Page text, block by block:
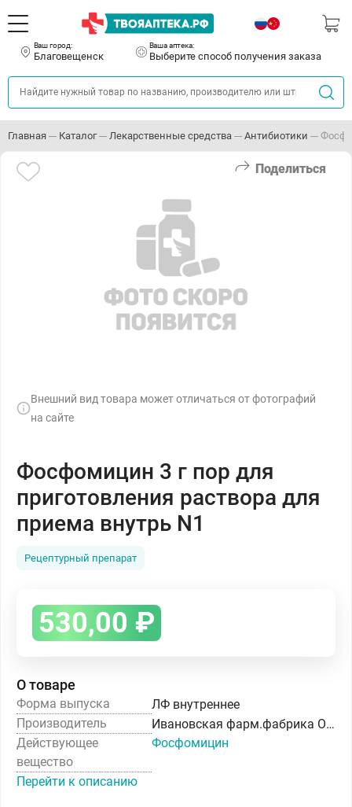
Ваш город:
Благовещенск
Ваша аптека:
Выберите способ получения заказа
Главная Каталог Лекарственные средства Антибиотики
Поделиться
Внешний вид товара может отличаться от фотографий
на сайте
Фосфомицин 3 г пор для
приготовления раствора для
приема внутрь N1
Рецептурный препарат
530,00 ₽
О товаре
Форма выпуска
ЛФ внутреннее
Производитель
Ивановская фарм.фабрика ОАО
Действующее
вещество
Фосфомицин
Перейти к описанию